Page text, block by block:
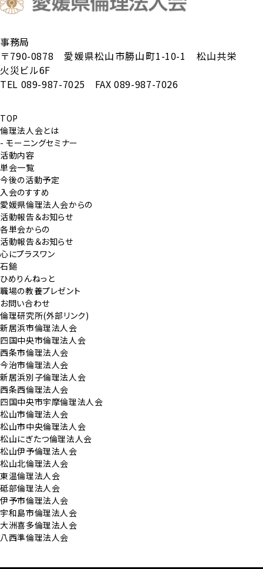
事務局
〒790-0878 愛媛県松山市勝山町1-10-1 松山共栄
火災ビル6F
TEL 089-987-7025 FAX 089-987-7026
TOP
倫理法人会とは
- モーニングセミナー
活動内容
単会一覧
今後の活動予定
入会のすすめ
愛媛県倫理法人会からの
活動報告＆お知らせ
各単会からの
活動報告＆お知らせ
心にプラスワン
石鎚
ひめりんねっと
職場の教養プレゼント
お問い合わせ
倫理研究所(外部リンク)
新居浜市倫理法人会
四国中央市倫理法人会
西条市倫理法人会
今治市倫理法人会
新居浜別子倫理法人会
西条西倫理法人会
四国中央市宇摩倫理法人会
松山市倫理法人会
松山市中央倫理法人会
松山にぎたつ倫理法人会
松山伊予倫理法人会
松山北倫理法人会
東温倫理法人会
砥部倫理法人会
伊予市倫理法人会
宇和島市倫理法人会
大洲喜多倫理法人会
八西準倫理法人会